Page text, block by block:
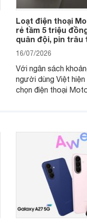
Loạt điện thoại
rẻ tầm 5 triệu
quân đội, pin trâu
16/07/2026
Với ngân sách
người dùng Việt
chọn điện thoại